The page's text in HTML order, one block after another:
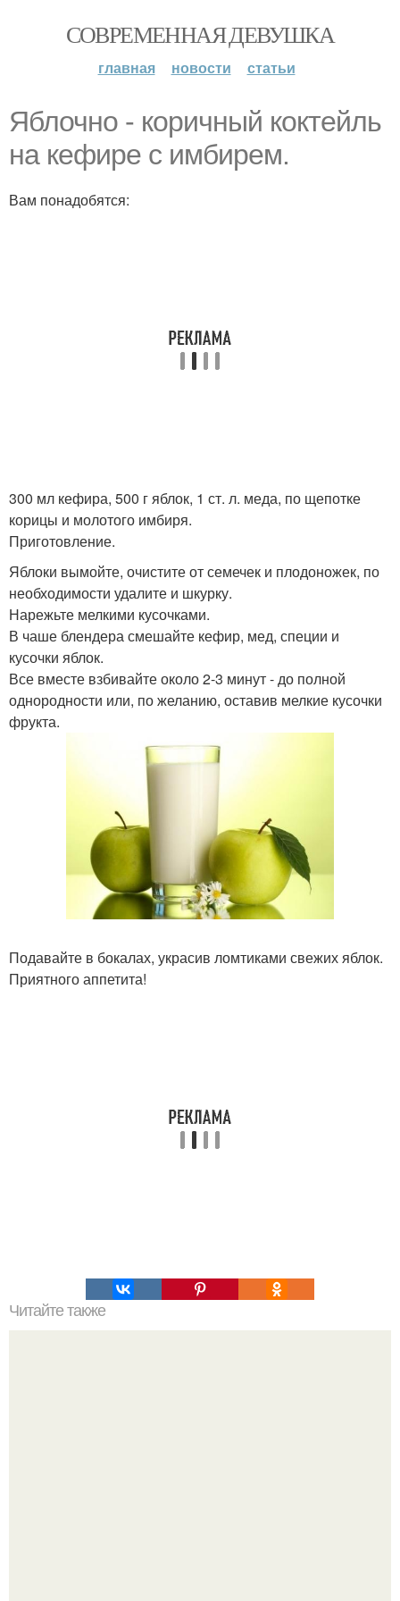
СОВРЕМЕННАЯ ДЕВУШКА
главная новости статьи
Яблочно - коричный коктейль
на кефире с имбирем.
Вам понадобятся:
300 мл кефира, 500 г яблок, 1 ст. л. меда, по щепотке
корицы и молотого имбиря.
Приготовление.
Яблоки вымойте, очистите от семечек и плодоножек, по
необходимости удалите и шкурку.
Нарежьте мелкими кусочками.
В чаше блендера смешайте кефир, мед, специи и
кусочки яблок.
Все вместе взбивайте около 2-3 минут - до полной
однородности или, по желанию, оставив мелкие кусочки
фрукта.
Подавайте в бокалах, украсив ломтиками свежих яблок.
Приятного аппетита!
Читайте также